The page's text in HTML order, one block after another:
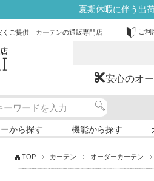
夏期休暇に伴う出
くご提供 カーテンの通販専門店 ご利
安心のオ
から探す 機能から探す
TOP カーテン オーダーカーテン